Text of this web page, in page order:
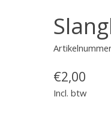
€2,00
Incl. btw